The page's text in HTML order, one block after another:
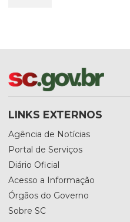
LINKS EXTERNOS
Agência de Notícias
Portal de Serviços
Diário Oficial
Acesso a Informação
Órgãos do Governo
Sobre SC